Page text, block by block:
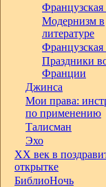
Французская
Модернизм в
литературе
Французская
Праздники
Франции
Джинса
Мои права:
по применению
Талисман
Эхо
ХХ век в
открытке
БиблиоНочь